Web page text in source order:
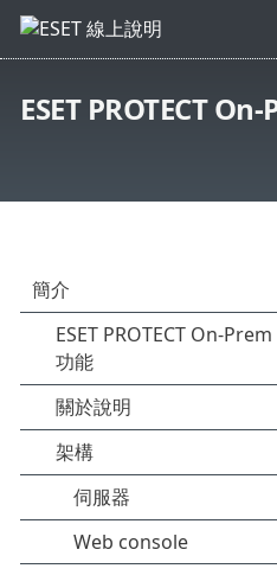
ESET PROTECT